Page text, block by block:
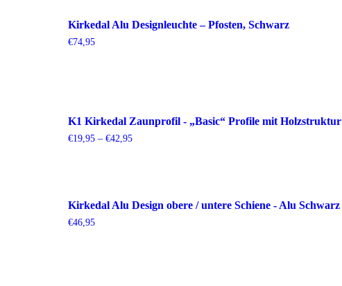
Kirkedal Alu Designleuchte – Pfosten, Schwarz
€74,95
K1 Kirkedal Zaunprofil - „Basic“ Profile mit Holzstruktur
€19,95 – €42,95Preisspanne:
Kirkedal Alu Design obere / untere Schiene - Alu Schwarz
€46,95